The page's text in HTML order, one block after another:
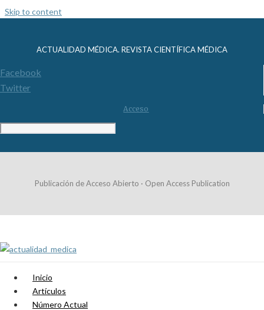
Skip to content
ACTUALIDAD MÉDICA. REVISTA CIENTÍFICA MÉDICA
Facebook
Twitter
Acceso
Publicación de Acceso Abierto · Open Access Publication
Inicio
Artículos
Número Actual